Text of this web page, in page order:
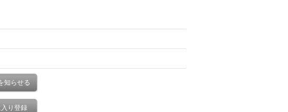
知らせる
り登録